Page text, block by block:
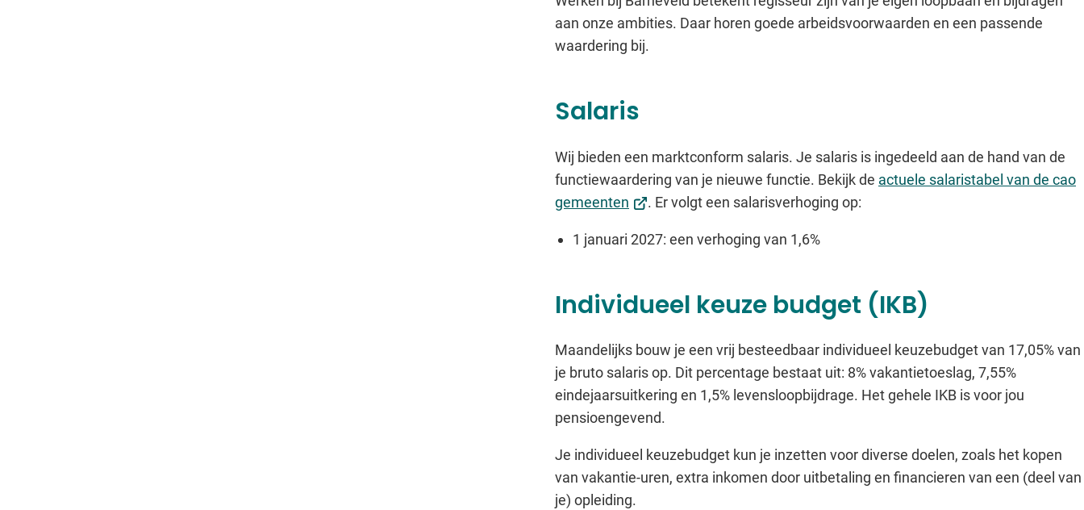
aan onze ambities. Daar horen goede arbeidsvoorwaarden en een passende
waardering bij.
Salaris
Wij bieden een marktconform salaris. Je salaris is ingedeeld aan de hand van de
functiewaardering van je nieuwe functie. Bekijk de actuele salaristabel van de cao
gemeenten (Verwijst
een
website)
. Er volgt een salarisverhoging op:
1 januari 2027: een verhoging van 1,6%
Individueel keuze budget (IKB)
Maandelijks bouw je een vrij besteedbaar individueel keuzebudget van 17,05% van
je bruto salaris op. Dit percentage bestaat uit: 8% vakantietoeslag, 7,55%
eindejaarsuitkering en 1,5% levensloopbijdrage. Het gehele IKB is voor jou
pensioengevend.
Je individueel keuzebudget kun je inzetten voor diverse doelen, zoals het kopen
van vakantie-uren, extra inkomen door uitbetaling en financieren van een (deel van
je) opleiding.